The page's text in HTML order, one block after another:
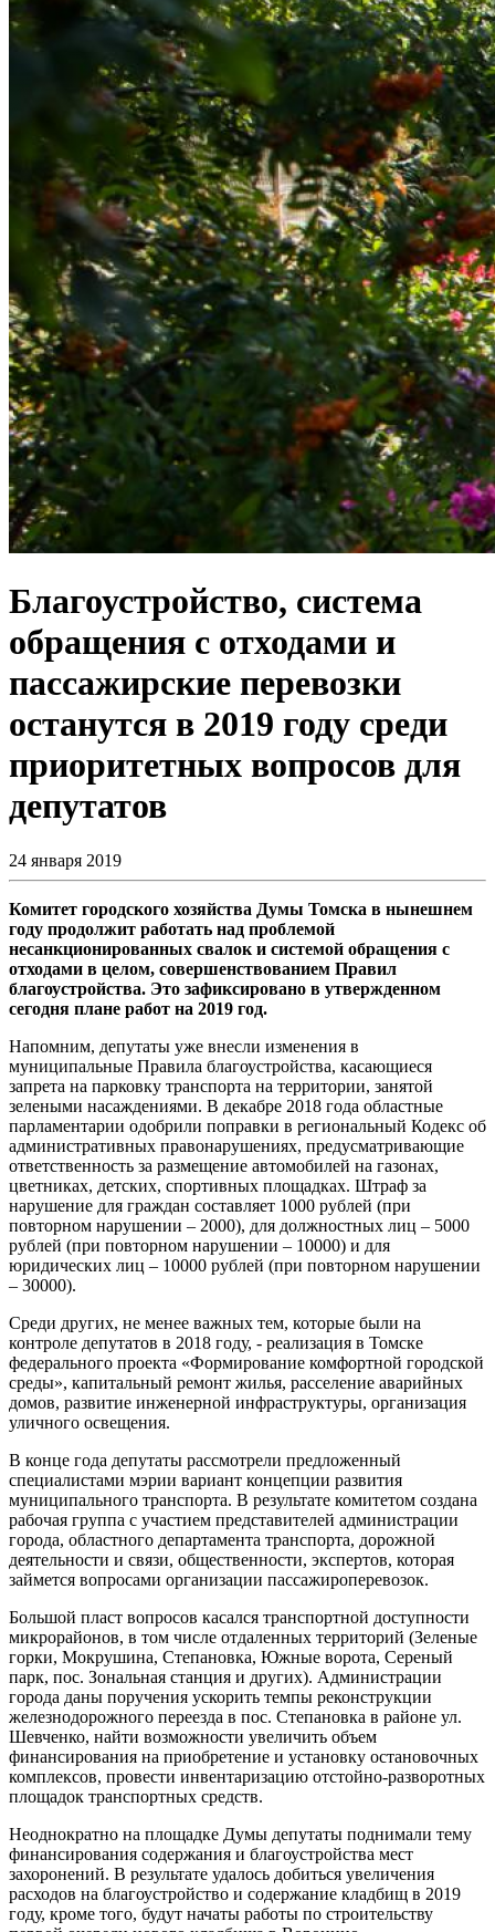
Благоустройство, система
обращения с отходами и
пассажирские перевозки
останутся в 2019 году среди
приоритетных вопросов для
депутатов
24 января 2019
Комитет городского хозяйства Думы Томска в нынешнем
году продолжит работать над проблемой
несанкционированных свалок и системой обращения с
отходами в целом, совершенствованием Правил
благоустройства. Это зафиксировано в утвержденном
сегодня плане работ на 2019 год.
Напомним, депутаты уже внесли изменения в
муниципальные Правила благоустройства, касающиеся
запрета на парковку транспорта на территории, занятой
зелеными насаждениями. В декабре 2018 года областные
парламентарии одобрили поправки в региональный Кодекс об
административных правонарушениях, предусматривающие
ответственность за размещение автомобилей на газонах,
цветниках, детских, спортивных площадках. Штраф за
нарушение для граждан составляет 1000 рублей (при
повторном нарушении – 2000), для должностных лиц – 5000
рублей (при повторном нарушении – 10000) и для
юридических лиц – 10000 рублей (при повторном нарушении
– 30000).
Среди других, не менее важных тем, которые были на
контроле депутатов в 2018 году, - реализация в Томске
федерального проекта «Формирование комфортной городской
среды», капитальный ремонт жилья, расселение аварийных
домов, развитие инженерной инфраструктуры, организация
уличного освещения.
В конце года депутаты рассмотрели предложенный
специалистами мэрии вариант концепции развития
муниципального транспорта. В результате комитетом создана
рабочая группа с участием представителей администрации
города, областного департамента транспорта, дорожной
деятельности и связи, общественности, экспертов, которая
займется вопросами организации пассажироперевозок.
Большой пласт вопросов касался транспортной доступности
микрорайонов, в том числе отдаленных территорий (Зеленые
горки, Мокрушина, Степановка, Южные ворота, Сереный
парк, пос. Зональная станция и других). Администрации
города даны поручения ускорить темпы реконструкции
железнодорожного переезда в пос. Степановка в районе ул.
Шевченко, найти возможности увеличить объем
финансирования на приобретение и установку остановочных
комплексов, провести инвентаризацию отстойно-разворотных
площадок транспортных средств.
Неоднократно на площадке Думы депутаты поднимали тему
финансирования содержания и благоустройства мест
захоронений. В результате удалось добиться увеличения
расходов на благоустройство и содержание кладбищ в 2019
году, кроме того, будут начаты работы по строительству